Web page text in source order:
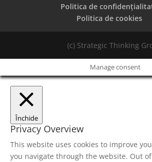
Politica de
Politica de cookies
(c) Strategic Thinking
Manage consent
Închide
Privacy Overview
This website uses cookies to improve
you navigate through the website. Out